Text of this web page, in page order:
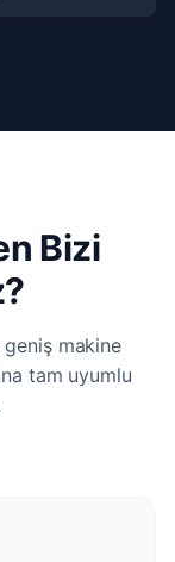
Bizi
makine
tam uyumlu